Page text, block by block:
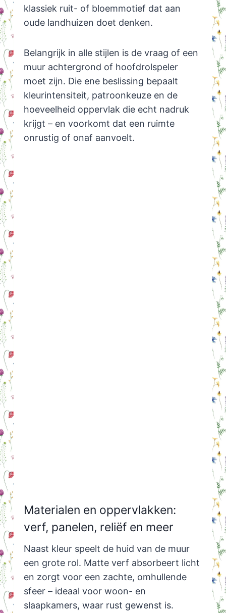
klassiek ruit- of bloemmotief dat aan
oude landhuizen doet denken.
Belangrijk in alle stijlen is de vraag of een
muur achtergrond of hoofdrolspeler
moet zijn. Die ene beslissing bepaalt
kleurintensiteit, patroonkeuze en de
hoeveelheid oppervlak die echt nadruk
krijgt – en voorkomt dat een ruimte
onrustig of onaf aanvoelt.
Materialen en oppervlakken:
verf, panelen, reliëf en meer
Naast kleur speelt de huid van de muur
een grote rol. Matte verf absorbeert licht
en zorgt voor een zachte, omhullende
sfeer – ideaal voor woon- en
slaapkamers, waar rust gewenst is.